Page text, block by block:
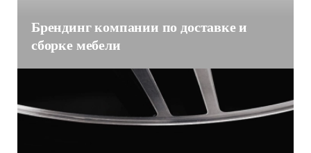
Брендинг компании по доставке и
сборке мебели